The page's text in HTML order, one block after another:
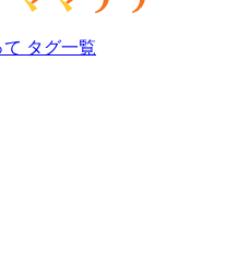
タグ一覧